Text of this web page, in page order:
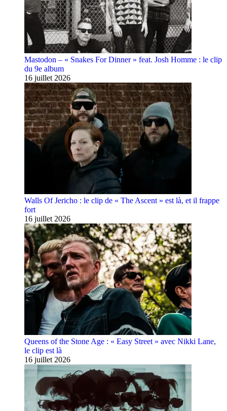
Mastodon – « Snakes For Dinner » feat. Josh Homme : le clip
du 9e album
16 juillet 2026
Walls Of Jericho : le clip de « The Ascent » est là, et il frappe
fort
16 juillet 2026
Queens of the Stone Age : « Easy Street » avec Nikki Lane,
le clip est là
16 juillet 2026